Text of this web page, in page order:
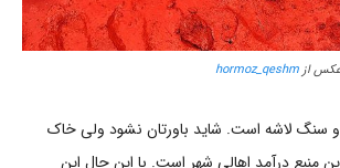
ازhormoz_qeshm
سنگ لاشه است. شاید باورتان نشود ولی خاک
منبع درآمد اهالی شهر است. با این حال این